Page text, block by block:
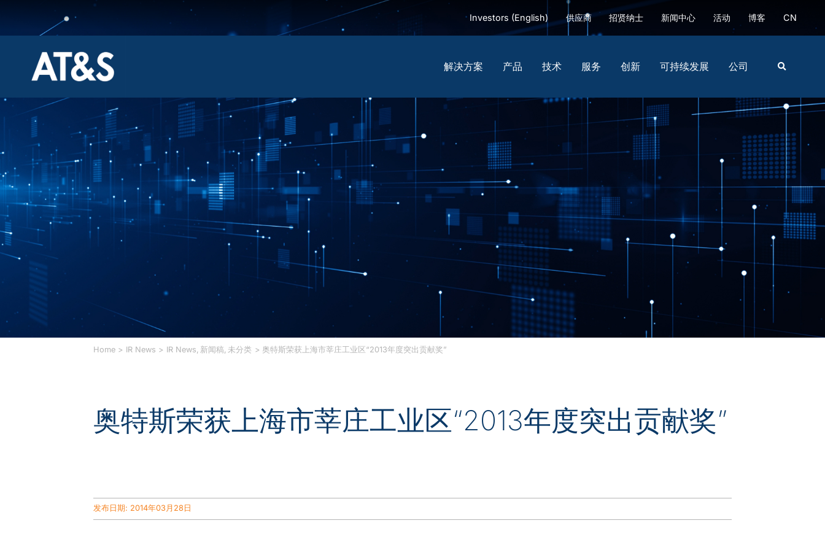
内
Investors (English) 供应商 招贤纳士 新闻中心 活动 博客 CN
解决方案 产品 技术 服务 创新 可持续发展 公司
Home IR News IR News 新闻稿 未分类 奥特斯荣获上海市莘庄工业区“2013年度突出贡献奖”
奥特斯荣获上海市莘庄工业区“2013年度突出贡献奖”
发布日期: 2014年03月28日